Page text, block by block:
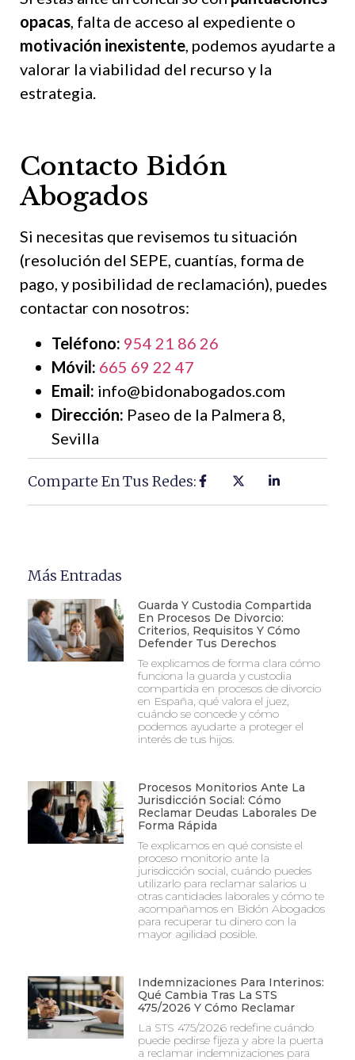
opacas, falta de acceso al expediente o
motivación inexistente, podemos ayudarte a
valorar la viabilidad del recurso y la
estrategia.
Contacto Bidón
Abogados
Si necesitas que revisemos tu situación
(resolución del SEPE, cuantías, forma de
pago, y posibilidad de reclamación), puedes
contactar con nosotros:
Teléfono: 954 21 86 26
Móvil: 665 69 22 47
Email: info@bidonabogados.com
Dirección: Paseo de la Palmera 8,
Sevilla
Comparte En Tus Redes:
Más Entradas
Guarda Y Custodia Compartida
En Procesos De Divorcio:
Criterios, Requisitos Y Cómo
Defender Tus Derechos
Te explicamos de forma clara cómo
funciona la guarda y custodia
compartida en procesos de divorcio
en España, qué valora el juez,
cuándo se concede y cómo
podemos ayudarte a proteger el
interés de tus hijos.
Procesos Monitorios Ante La
Jurisdicción Social: Cómo
Reclamar Deudas Laborales De
Forma Rápida
Te explicamos en qué consiste el
proceso monitorio ante la
jurisdicción social, cuándo puedes
utilizarlo para reclamar salarios u
otras cantidades laborales y cómo te
acompañamos en Bidón Abogados
para recuperar tu dinero con la
mayor agilidad posible.
Indemnizaciones Para Interinos:
Qué Cambia Tras La STS
475/2026 Y Cómo Reclamar
La STS 475/2026 redefine cuándo
puede pedirse fijeza y abre la puerta
a reclamar indemnizaciones para